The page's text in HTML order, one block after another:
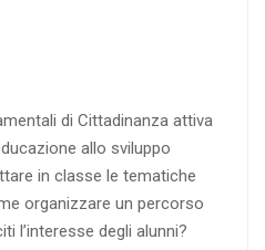
di Cittadinanza attiva
allo sviluppo
in classe le tematiche
organizzare un percorso
l’interesse degli alunni?